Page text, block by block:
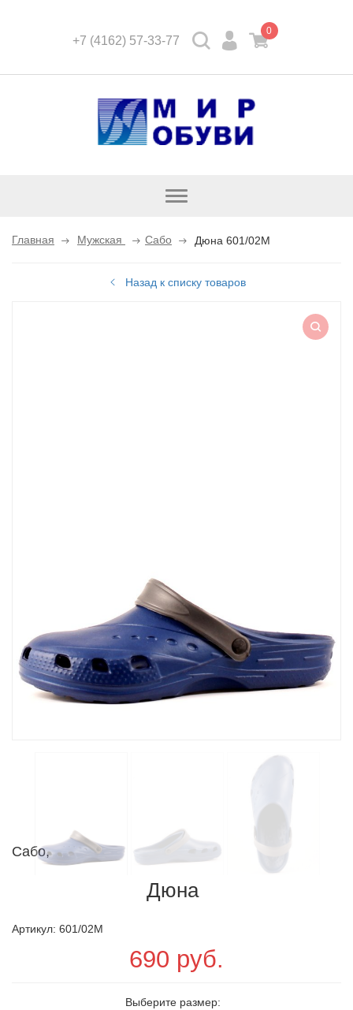
+7 (4162) 57-33-77
0
Открыть
Главная Мужская Сабо Дюна 601/02M
Назад к списку товаров
Сабо,
Дюна
Артикул: 601/02M
690 руб.
Выберите размер: